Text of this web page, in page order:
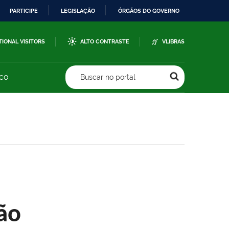
PARTICIPE LEGISLAÇÃO ÓRGÃOS DO GOVERNO
VISITORS ALTO CONTRASTE VLIBRAS
Buscar no portal